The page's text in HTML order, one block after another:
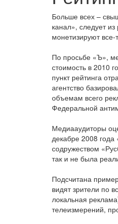
Больше всех –
канал», следует
монетизируют
По просьбе «Ъ»,
стоимость в 2010
пункт рейтинга
агентство
объемам всего
Федеральной
Медиааудиторы
декабре 2008
содружеством
так и не была
Подсчитана
видят зрители по
локальная
телеизмерений,